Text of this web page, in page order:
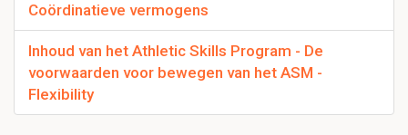
Coördinatieve vermogens
Inhoud van het Athletic Skills Program - De
voorwaarden voor bewegen van het ASM -
Flexibility